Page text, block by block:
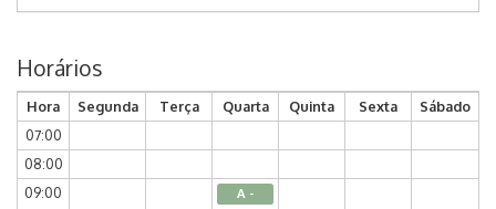
Horários
Hora Segunda Terça Quarta Quinta Sexta
Sábado
07:00
08:00
09:00
A -